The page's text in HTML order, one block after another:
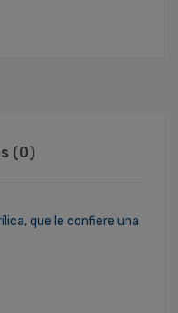
(0)
que le confiere una